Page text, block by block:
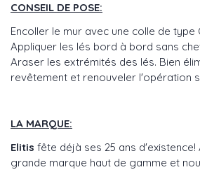
CONSEIL DE POSE:
Encoller le mur avec une colle de
Appliquer les lés bord à bord sans
Araser les extrémités des lés. Bien
revêtement et renouveler l'opération
LA MARQUE:
Elitis fête déjà ses 25 ans
grande marque haut de gamme et